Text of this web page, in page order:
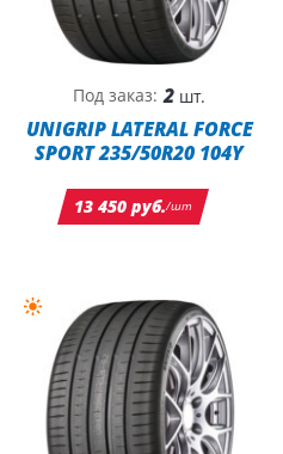
Под заказ: 2 шт.
UNIGRIP LATERAL FORCE
SPORT 235/50R20 104Y
13 450 руб./шт